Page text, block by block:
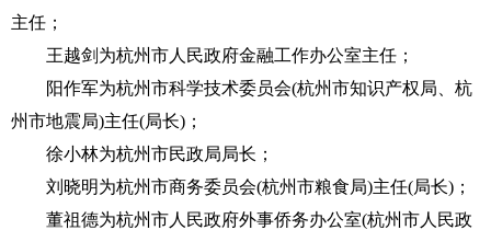
主任；
王越剑为杭州市人民政府金融工作办公室主任；
阳作军为杭州市科学技术委员会(杭州市知识产权局、杭
州市地震局)主任(局长)；
徐小林为杭州市民政局局长；
刘晓明为杭州市商务委员会(杭州市粮食局)主任(局长)；
董祖德为杭州市人民政府外事侨务办公室(杭州市人民政